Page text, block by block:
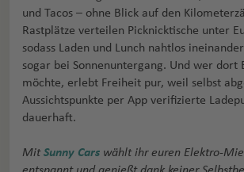
und Tacos – ohne Blick auf den
Rastplätze verteilen Picknicktische unter
sodass Laden und Lunch nahtlos
sogar bei Sonnenuntergang. Und wer dort
möchte, erlebt Freiheit pur, weil selbst
Aussichtspunkte per App verifizierte
dauerhaft.
MitSunny Cars wählt ihr euren Elektro-